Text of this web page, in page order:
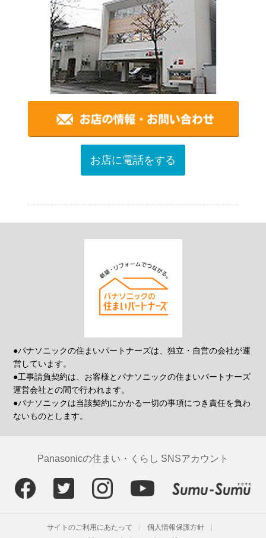
お店に電話をする
●パナソニックの住まいパートナーズは、独立・自営の会社が運
営しています。
●工事請負契約は、お客様とパナソニックの住まいパートナーズ
運営会社との間で行われます。
●パナソニックは当該契約にかかる一切の事項につき責任を負わ
ないものとします。
Panasonicの住まい・くらし SNSアカウント
サイトのご利用にあたって
個人情報保護方針